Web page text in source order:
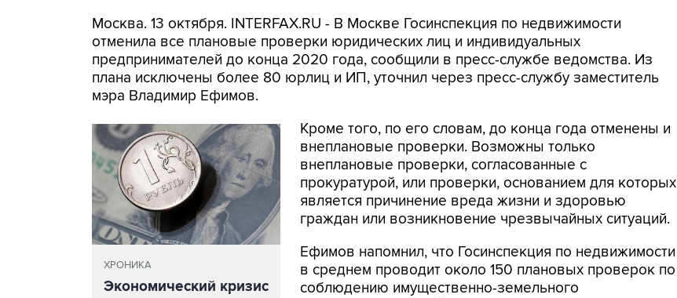
Москва. 13 октября. INTERFAX.RU - В Москве Госинспекция по недвижимости
отменила все плановые проверки юридических лиц и индивидуальных
предпринимателей до конца 2020 года, сообщили в пресс-службе ведомства. Из
плана исключены более 80 юрлиц и ИП, уточнил через пресс-службу заместитель
мэра Владимир Ефимов.
ХРОНИКА
Экономический кризис
Кроме того, по его словам, до конца года отменены и
внеплановые проверки. Возможны только
внеплановые проверки, согласованные с
прокуратурой, или проверки, основанием для которых
является причинение вреда жизни и здоровью
граждан или возникновение чрезвычайных ситуаций.
Ефимов напомнил, что Госинспекция по недвижимости
в среднем проводит около 150 плановых проверок по
соблюдению имущественно-земельного